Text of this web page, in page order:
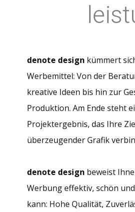
denote design kümmert
Werbemittel: Von der
kreative Ideen bis hin zur
Produktion. Am Ende steht
Projektergebnis, das Ihre
überzeugender Grafik
denote design beweist
Werbung effektiv, schön
kann: Hohe Qualität,